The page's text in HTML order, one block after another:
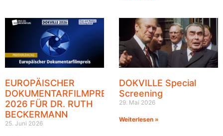
EUROPÄISCHER
DOKUMENTARFILMPREIS
2026 FÜR DR. RUTH
BECKERMANN
25. Juni 2026
DOKVILLE Special
Screening
29. Mai 2026
Weiterlesen »